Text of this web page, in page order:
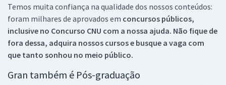
Temos muita confiança na qualidade dos nossos conteúdos:
foram milhares de aprovados em concursos públicos,
inclusive no Concurso CNU com a nossa ajuda. Não fique de
fora dessa, adquira nossos cursos e busque a vaga com
que tanto sonhou no meio público.
Gran também é Pós-graduação